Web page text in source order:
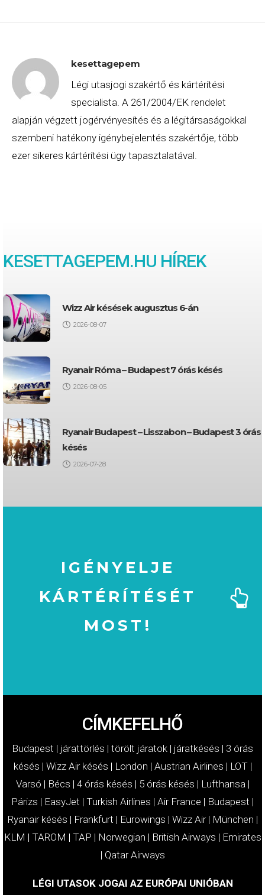
kesettagepem
Légi utasjogi szakértő és kártérítési
specialista. A 261/2004/EK rendelet
alapján végzett jogérvényesítés és a légitársaságokkal
szembeni hatékony igénybejelentés szakértője, több
ezer sikeres kártérítési ügy tapasztalatával.
KESETTAGEPEM.HU HÍREK
Wizz Air késések augusztus 6-án
2026-08-07
Ryanair Róma – Budapest 7 órás késés
2026-08-05
Ryanair Budapest – Lisszabon – Budapest 3 órás
késés
2026-07-28
IGÉNYELJE
KÁRTÉRÍTÉSÉT
MOST!
CÍMKEFELHŐ
Budapest | járattörlés | törölt járatok | járatkésés | 3 órás
késés | Wizz Air késés | London | Austrian Airlines | LOT|
Varsó | Bécs | 4 órás késés | 5 órás késés | Lufthansa|
Párizs | EasyJet | Turkish Airlines | Air France | Budapest |
Ryanair késés | Frankfurt | Eurowings | Wizz Air| München |
KLM | TAROM | TAP | Norwegian | British Airways | Emirates
| Qatar Airways
LÉGI UTASOK JOGAI AZ EURÓPAI UNIÓBAN